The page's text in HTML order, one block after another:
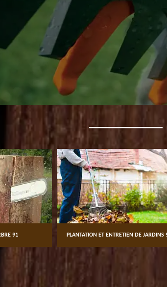
91 PLANTATION ET ENTRETIEN DE JARDINS